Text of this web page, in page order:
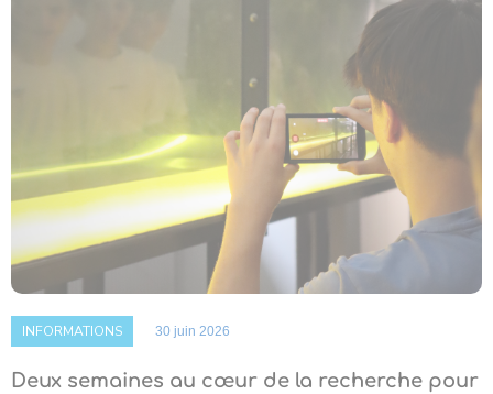
INFORMATIONS 30 juin 2026
Deux semaines au cœur de la recherche pour